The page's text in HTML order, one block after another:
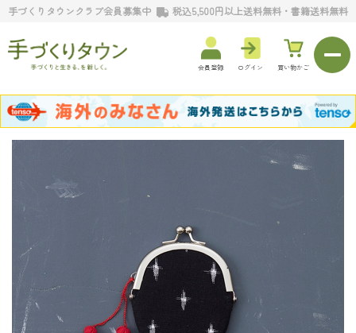
手づくりタウンクラブ会員募集中 税込5,500円以上送料無料・書籍送料無料
会員登録 ログイン 買い物かご